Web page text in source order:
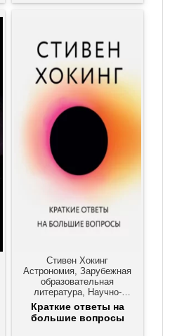
Стивен Хокинг
Астрономия, Зарубежная
образовательная
литература, Научно-
популярная литература,
Физика
Краткие ответы на
большие вопросы